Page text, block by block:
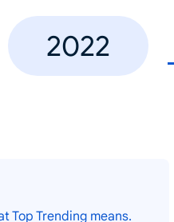
2022
Top Trending means.